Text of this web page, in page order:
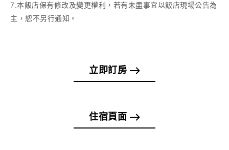
7.本飯店保有修改及變更權利，若有未盡事宜以飯店現場公告為
主，恕不另行通知。
立即訂房
住宿頁面